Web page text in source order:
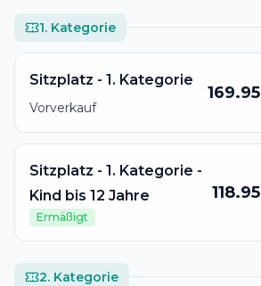
1. Kategorie
Sitzplatz - 1. Kategorie
Vorverkauf
169.95
Sitzplatz - 1. Kategorie -
Kind bis 12 Jahre
Ermäßigt
118.95
2. Kategorie